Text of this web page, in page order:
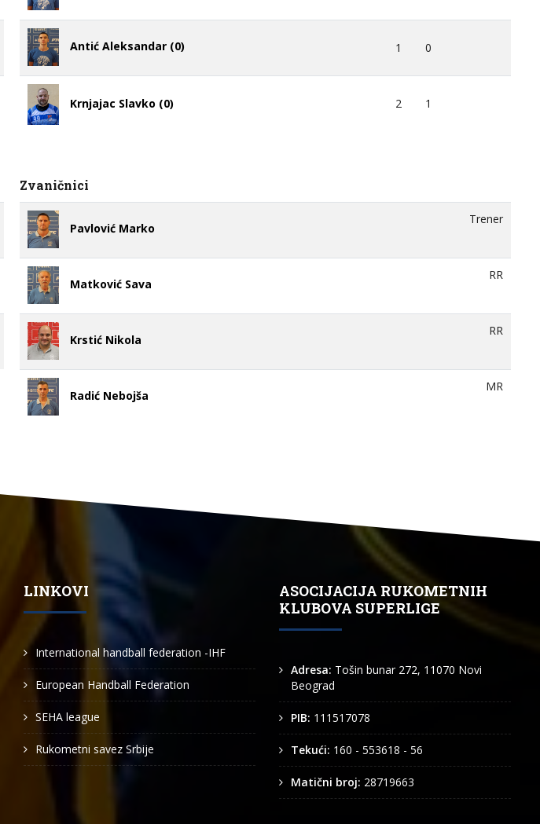
Antić Aleksandar (0) 1 0
Krnjajac Slavko (0) 2 1
Zvaničnici
Pavlović Marko
Trener
Matković Sava
RR
Krstić Nikola
RR
Radić Nebojša
MR
LINKOVI
International handball federation -IHF
European Handball Federation
SEHA league
Rukometni savez Srbije
ASOCIJACIJA RUKOMETNIH
KLUBOVA SUPERLIGE
Adresa: Tošin bunar 272, 11070 Novi
Beograd
PIB: 111517078
Tekući: 160 - 553618 - 56
Matični broj: 28719663